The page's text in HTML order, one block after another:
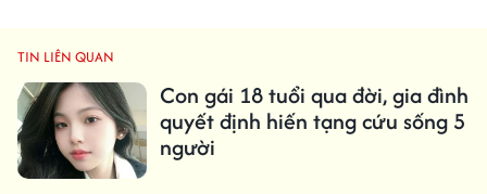
TIN LIÊN QUAN
Con gái 18 tuổi qua đời, gia đình
quyết định hiến tạng cứu sống 5
người